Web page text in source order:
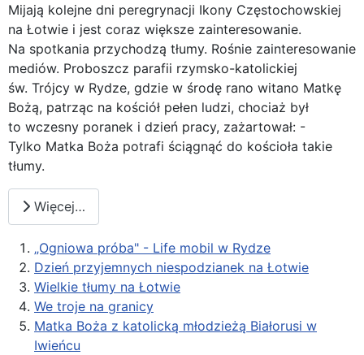
Mijają kolejne dni peregrynacji Ikony Częstochowskiej
na Łotwie i jest coraz większe zainteresowanie.
Na spotkania przychodzą tłumy. Rośnie zainteresowanie
mediów. Proboszcz parafii rzymsko-katolickiej
św. Trójcy w Rydze, gdzie w środę rano witano Matkę
Bożą, patrząc na kościół pełen ludzi, chociaż był
to wczesny poranek i dzień pracy, zażartował: -
Tylko Matka Boża potrafi ściągnąć do kościoła takie
tłumy.
Więcej…
„Ogniowa próba" - Life mobil w Rydze
Dzień przyjemnych niespodzianek na Łotwie
Wielkie tłumy na Łotwie
We troje na granicy
Matka Boża z katolicką młodzieżą Białorusi w
Iwieńcu